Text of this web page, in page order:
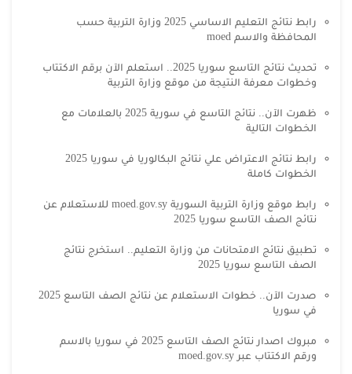
رابط نتائج التعليم الاساسي 2025 وزارة التربية حسب
المحافظة والاسم moed
تحديث نتائج التاسع سوريا 2025.. استعلم الآن برقم الاكتتاب
وخطوات معرفة النتيجة من موقع وزارة التربية
ظهرت الآن.. نتائج التاسع في سورية 2025 بالعلامات مع
الخطوات التالية
رابط نتائج الاعتراض علي نتائج البكالوريا في سوريا 2025
الخطوات كاملة
رابط موقع وزارة التربية السورية moed.gov.sy للاستعلام عن
نتائج الصف التاسع سوريا 2025
تطبيق نتائج الامتحانات من وزارة التعليم.. استخرج نتائج
الصف التاسع سوريا 2025
صدرت الآن.. خطوات الاستعلام عن نتائج الصف التاسع 2025
في سوريا
مبروك اصدار نتائج الصف التاسع 2025 في سوريا بالاسم
ورقم الاكتتاب عبر moed.gov.sy